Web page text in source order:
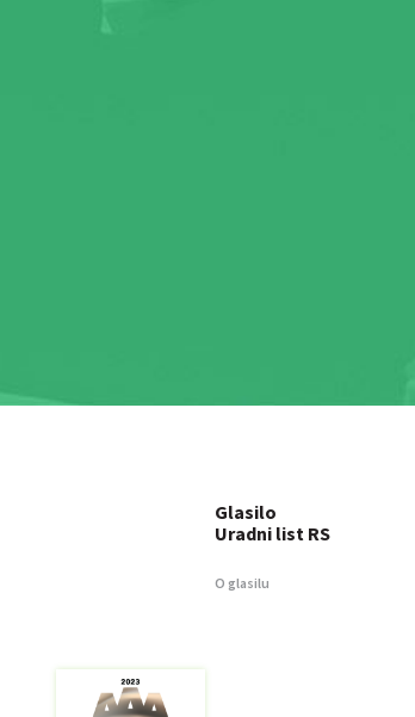
Glasilo
Uradni list RS
O glasilu